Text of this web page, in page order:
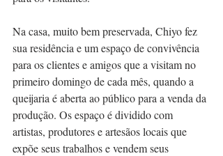
Na casa, muito bem preservada, Chiyo fez
sua residência e um espaço de convivência
para os clientes e amigos que a visitam no
primeiro domingo de cada mês, quando a
queijaria é aberta ao público para a venda da
produção. Os espaço é dividido com
artistas, produtores e artesãos locais que
expõe seus trabalhos e vendem seus